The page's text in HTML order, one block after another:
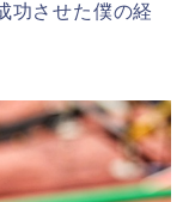
功させた僕の経